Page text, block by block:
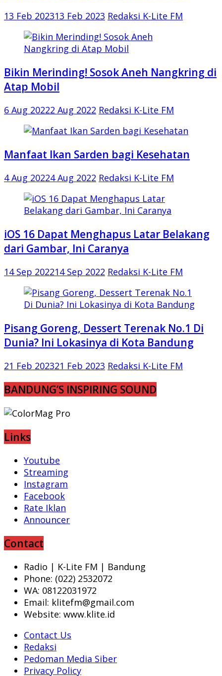
13 Feb 202313 Feb 2023 Redaksi K-Lite FM
Bikin Merinding! Sosok Aneh Nangkring di
Atap Mobil
6 Aug 20222 Aug 2022 Redaksi K-Lite FM
Manfaat Ikan Sarden bagi Kesehatan
4 Aug 20224 Aug 2022 Redaksi K-Lite FM
iOS 16 Dapat Menghapus Latar Belakang
dari Gambar, Ini Caranya
14 Sep 202214 Sep 2022 Redaksi K-Lite FM
Pisang Goreng, Dessert Terenak No.1 Di
Dunia? Ini Lokasinya di Kota Bandung
21 Feb 202321 Feb 2023 Redaksi K-Lite FM
BANDUNG’S INSPIRING SOUND
Links
Youtube
Streaming
Instagram
Facebook
Rate Iklan
Announcer
Contact
Radio | K-Lite FM | Bandung
Phone: (022) 2532072
WA: 08122031972
Email: klitefm@gmail.com
Website: www.klite.id
Contact Us
Redaksi
Pedoman Media Siber
Privacy Policy